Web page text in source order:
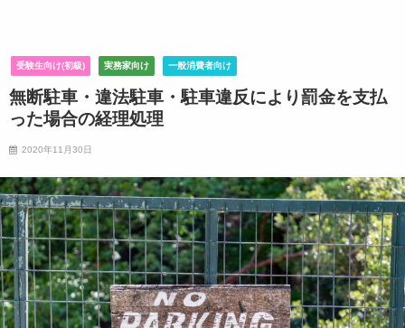
受験生向け(初級) 実務家向け 一般消費者向け
無断駐車・違法駐車・駐車違反により罰金を支払
った場合の経理処理
2020年11月30日